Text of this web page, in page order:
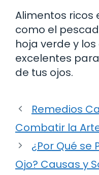
Alimentos ricos
como el
hoja verde y
excelentes
de tus ojos.
Remedios
Combatir la
¿Por Qué se
Ojo? Causas y